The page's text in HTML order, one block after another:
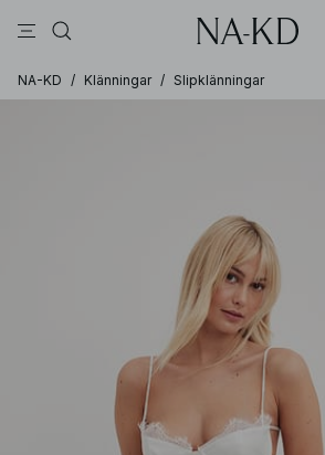
NA-KD / Klänningar / Slipklänningar